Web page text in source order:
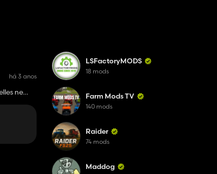
há 3 anos
ne
LSFactoryMODS
18 mods
Farm Mods TV
140 mods
Raider
74 mods
Maddog